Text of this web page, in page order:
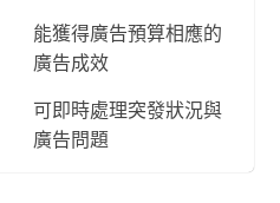
能獲得廣告預算相應的
廣告成效
可即時處理突發狀況與
廣告問題